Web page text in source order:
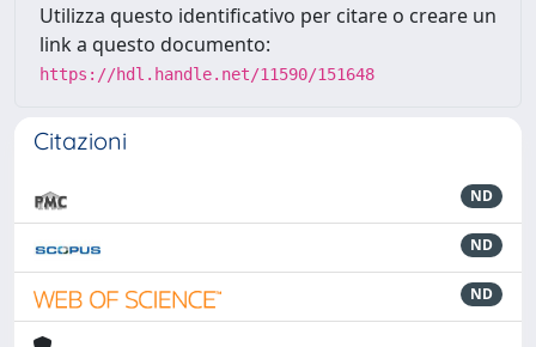
Utilizza questo identificativo per citare o creare un
link a questo documento:
https://hdl.handle.net/11590/151648
Citazioni
ND
ND
ND